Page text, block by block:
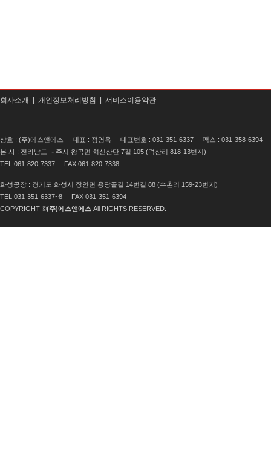
회사소개 | 개인정보처리방침 | 서비스이용약관
상호 : (주)에스얜에스 대표 : 정영옥 대표번호 : 031-351-6337
팩스 : 031-358-6394
본 사 : 전라남도 나주시 왕곡면 혁신산단 7길 105 (덕산리 818-13번지)
TEL 061-820-7337
FAX 061-820-7338
화성공장 : 경기도 화성시 장안면 용당골길 14번길 88 (수촌리 159-23번지)
TEL 031-351-6337~8
FAX 031-351-6394
COPYRIGHT ©(주)에스얜에스 All RIGHTS RESERVED.